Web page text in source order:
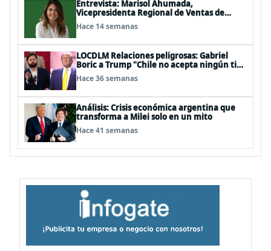
Entrevista: Marisol Ahumada,
Vicepresidenta Regional de Ventas de
Herbalife para Centro y Sudamérica
Hace 14 semanas
LOCDLM Relaciones peligrosas: Gabriel
Boric a Trump "Chile no acepta ningún tipo
de tutelaje"
Hace 36 semanas
Análisis: Crisis económica argentina que
transforma a Milei solo en un mito
Hace 41 semanas